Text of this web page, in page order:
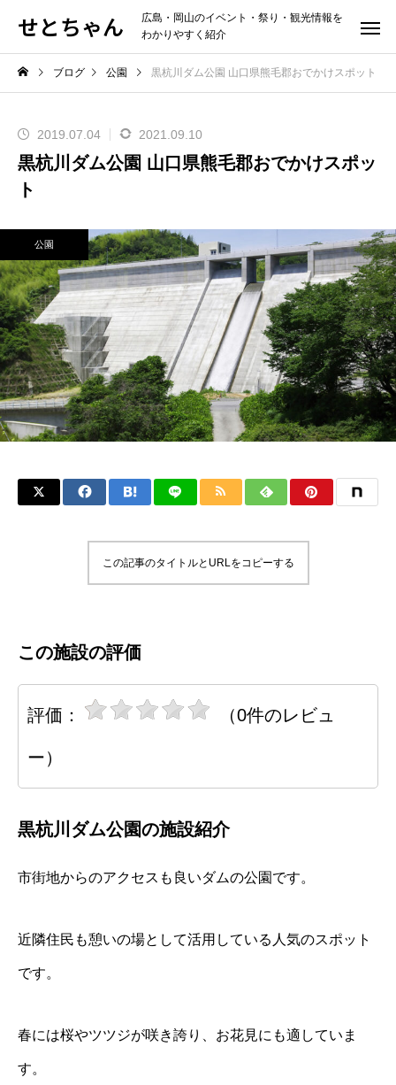
せとちゃん
広島・岡山のイベント・祭り・観光情報を
わかりやすく紹介
ブログ 公園 黒杭川ダム公園 山口県熊毛郡おでかけスポット
2019.07.04 2021.09.10
黒杭川ダム公園 山口県熊毛郡おでかけスポッ
ト
公園
この記事のタイトルとURLをコピーする
この施設の評価
評価： （0件のレビュ
ー）
黒杭川ダム公園の施設紹介
市街地からのアクセスも良いダムの公園です。
近隣住民も憩いの場として活用している人気のスポット
です。
春には桜やツツジが咲き誇り、お花見にも適していま
す。